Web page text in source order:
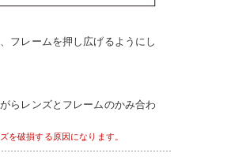
フレームを押し広げるようにし
らレンズとフレームのかみ合わ
破損する原因になります。